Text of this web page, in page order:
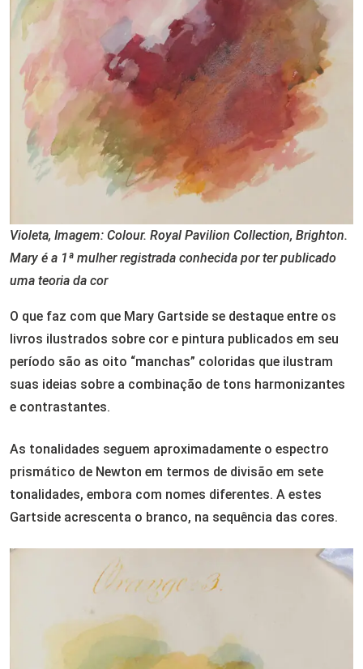
Violeta, Imagem: Colour. Royal Pavilion Collection, Brighton.
Mary é a 1ª mulher registrada conhecida por ter publicado
uma teoria da cor
O que faz com que Mary Gartside se destaque entre os
livros ilustrados sobre cor e pintura publicados em seu
período são as oito “manchas” coloridas que ilustram
suas ideias sobre a combinação de tons harmonizantes
e contrastantes.
As tonalidades seguem aproximadamente o espectro
prismático de Newton em termos de divisão em sete
tonalidades, embora com nomes diferentes. A estes
Gartside acrescenta o branco, na sequência das cores.